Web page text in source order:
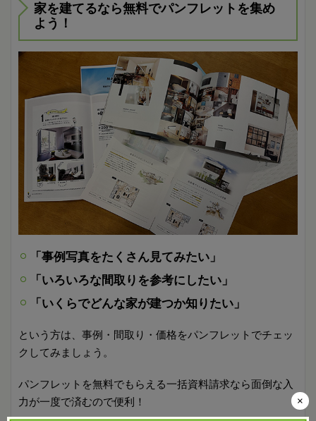
家を建てるなら無料でパンフレットを集め
よう！
「事例写真をたくさん見てみたい」
「いろいろな間取りを参考にしたい」
「いくらでどんな家が建つか知りたい」
という方は、事例・間取り・価格をパンフレットでチェッ
クしてみましょう。
パンフレットを無料でもらえる一括資料請求なら面倒な入
力が一度で済むので便利！
×